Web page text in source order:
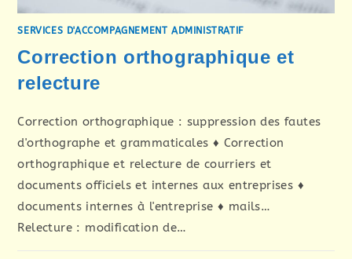
SERVICES D'ACCOMPAGNEMENT ADMINISTRATIF
Correction orthographique et
relecture
Correction orthographique : suppression des fautes
d'orthographe et grammaticales ♦ Correction
orthographique et relecture de courriers et
documents officiels et internes aux entreprises ♦
documents internes à l'entreprise ♦ mails…
Relecture : modification de…